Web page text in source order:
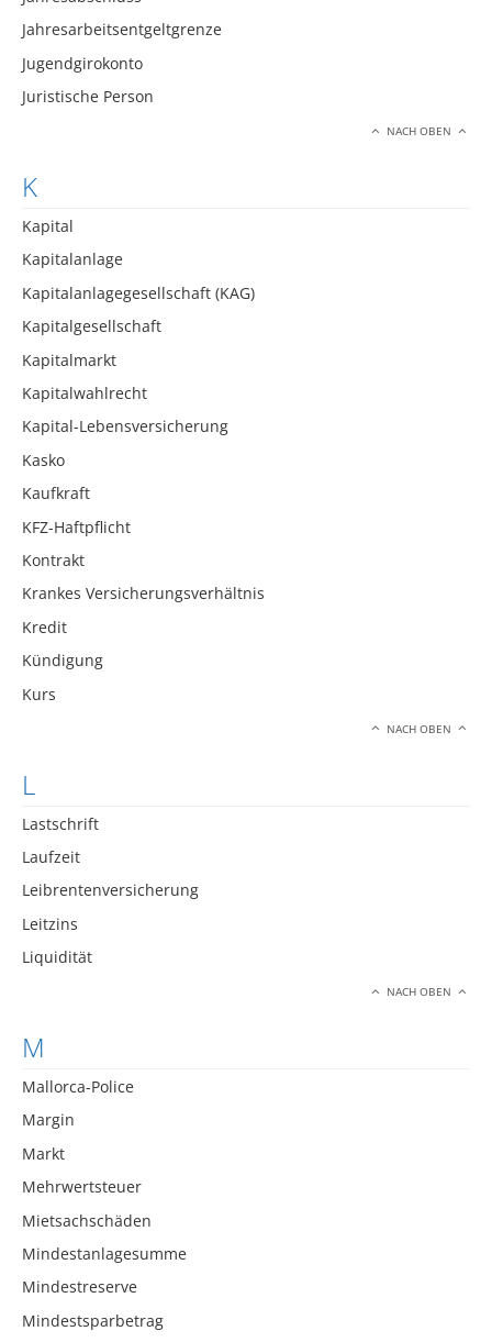
Jahresarbeitsentgeltgrenze
Jugendgirokonto
Juristische Person
NACH OBEN
K
Kapital
Kapitalanlage
Kapitalanlagegesellschaft (KAG)
Kapitalgesellschaft
Kapitalmarkt
Kapitalwahlrecht
Kapital-Lebensversicherung
Kasko
Kaufkraft
KFZ-Haftpflicht
Kontrakt
Krankes Versicherungsverhältnis
Kredit
Kündigung
Kurs
NACH OBEN
L
Lastschrift
Laufzeit
Leibrentenversicherung
Leitzins
Liquidität
NACH OBEN
M
Mallorca-Police
Margin
Markt
Mehrwertsteuer
Mietsachschäden
Mindestanlagesumme
Mindestreserve
Mindestsparbetrag